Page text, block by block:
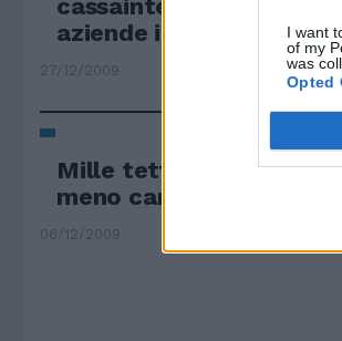
I want
of my
was
Opted
cassaintegrati e
aziende in crisi.
27/12/2009
Mille tetti fotovoltaici
meno care
06/12/2009